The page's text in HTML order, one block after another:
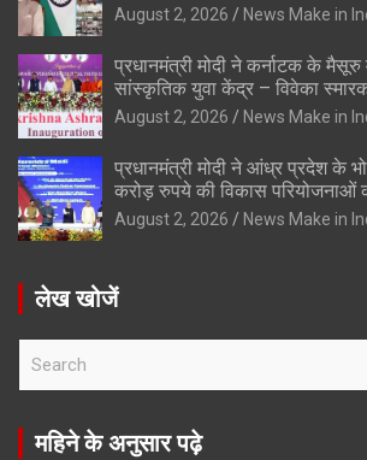
August 2, 2026 News Make in
प्रधानमंत्री मोदी ने कर्नाटक के मैसूरु
सांस्कृतिक युवा केंद्र – विवेका
August 2, 2026 News Make in
प्रधानमंत्री मोदी ने आंध्र प्रदेश के
करोड़ रुपये की विकास परियोजनाओं
August 2, 2026 News Make in
लेख खोजें
r
महिने के अनुसार पढ़े